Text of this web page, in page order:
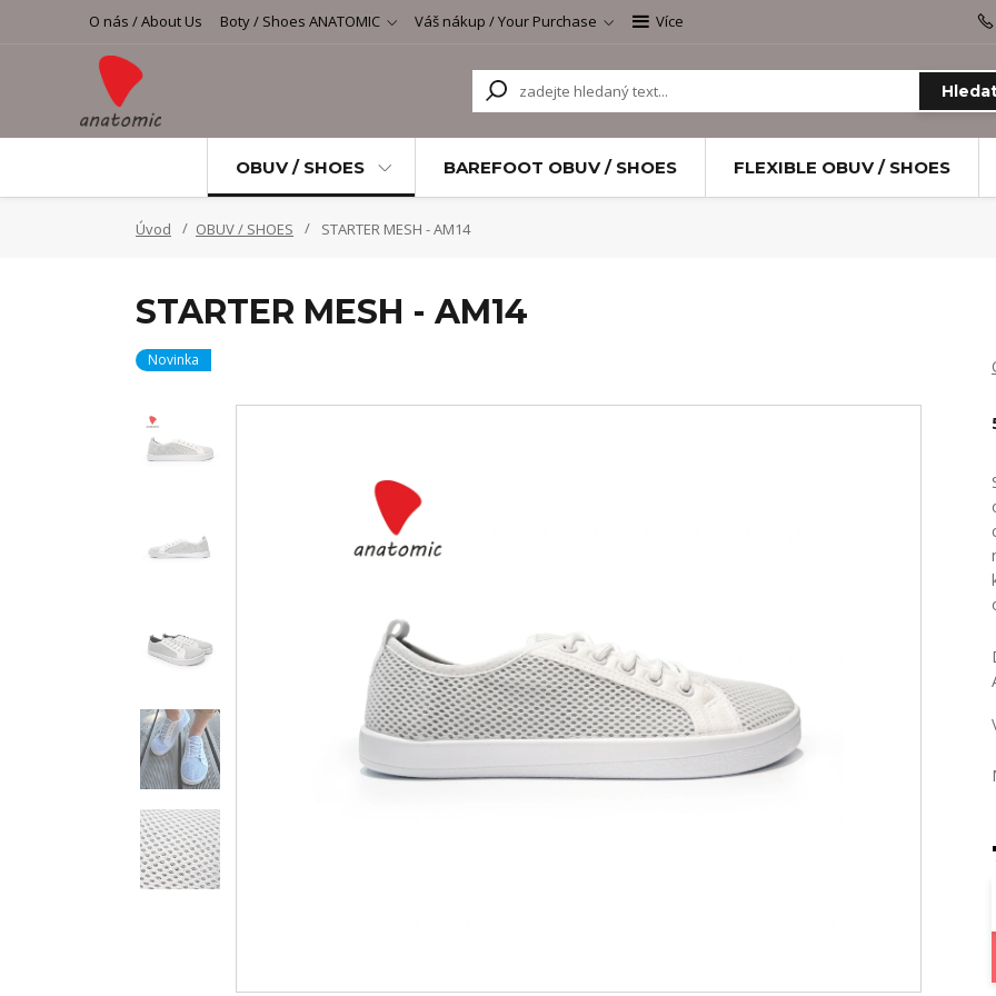
O nás / About Us Boty / Shoes ANATOMIC Váš nákup / Your Purchase Více
OBUV / SHOES BAREFOOT OBUV / SHOES FLEXIBLE OBUV / SHOES
Úvod OBUV / SHOES STARTER MESH - AM14
STARTER MESH - AM14
Novinka